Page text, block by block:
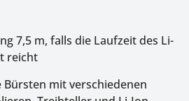
7,5 m, falls die Laufzeit des Li-
reicht
mit verschiedenen